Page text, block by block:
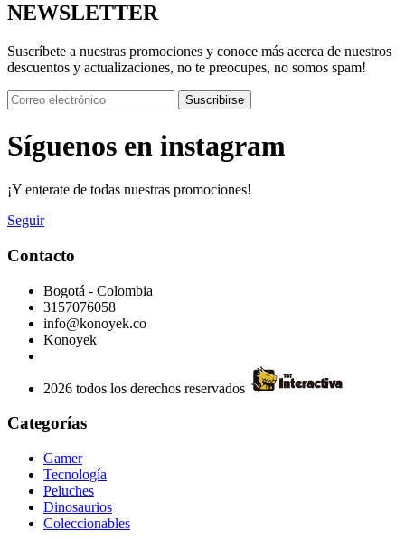
NEWSLETTER
Suscríbete a nuestras promociones y conoce más acerca de nuestros
descuentos y actualizaciones, no te preocupes, no somos spam!
Suscribirse
Síguenos en instagram
¡Y enterate de todas nuestras promociones!
Seguir
Contacto
Bogotá - Colombia
3157076058
info@konoyek.co
Konoyek
2026 todos los derechos reservados
Categorías
Gamer
Tecnología
Peluches
Dinosaurios
Coleccionables